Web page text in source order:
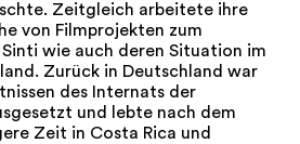
Zeitgleich arbeitete ihre
von Filmprojekten zum
wie auch deren Situation im
Zurück in Deutschland war
des Internats der
und lebte nach dem
Zeit in Costa Rica und